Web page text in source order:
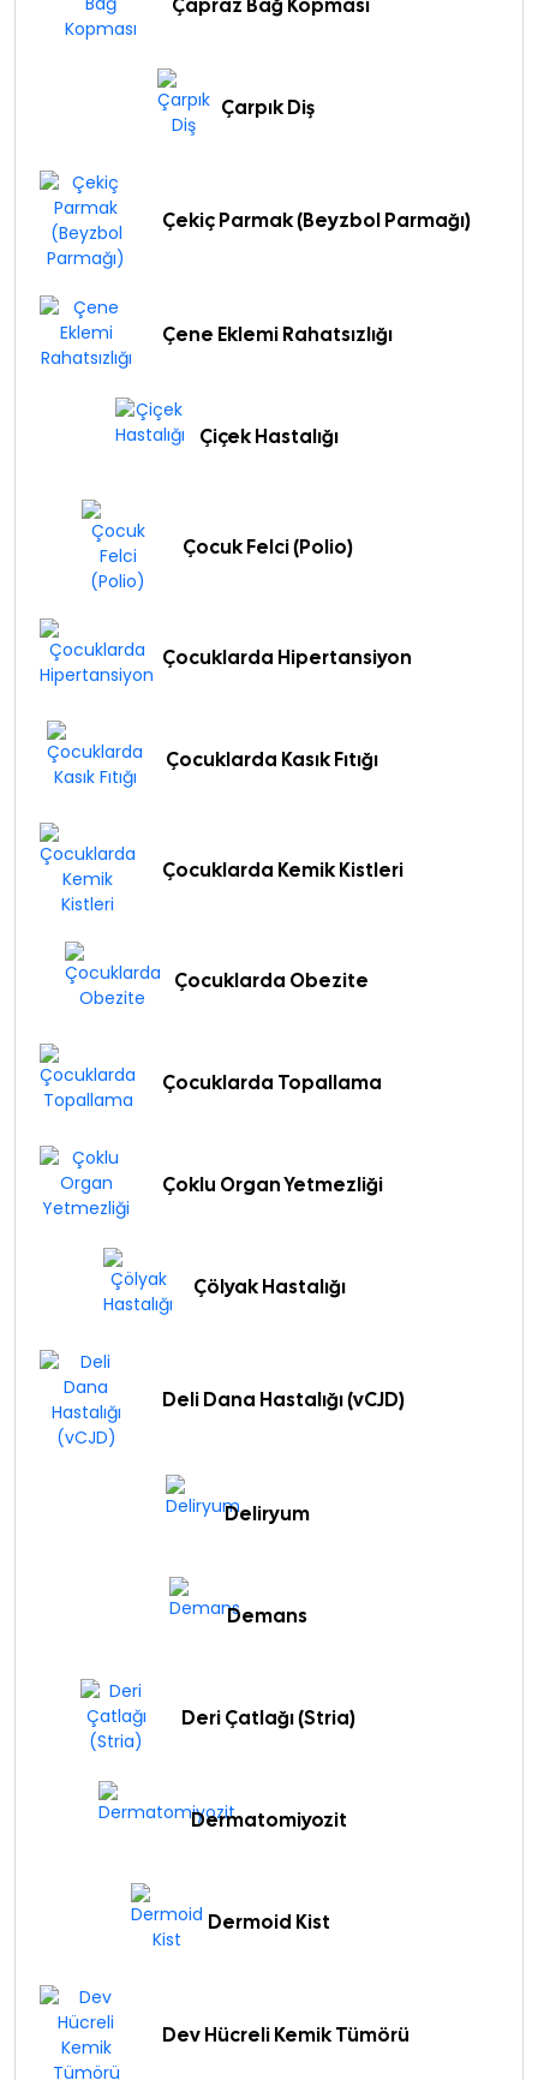
Çarpık Diş
Çekiç Parmak (Beyzbol Parmağı)
Çene Eklemi Rahatsızlığı
Çiçek Hastalığı
Çocuk Felci (Polio)
Çocuklarda Hipertansiyon
Çocuklarda Kasık Fıtığı
Çocuklarda Kemik Kistleri
Çocuklarda Obezite
Çocuklarda Topallama
Çoklu Organ Yetmezliği
Çölyak Hastalığı
Deli Dana Hastalığı (vCJD)
Deliryum
Demans
Deri Çatlağı (Stria)
Dermatomiyozit
Dermoid Kist
Dev Hücreli Kemik Tümörü